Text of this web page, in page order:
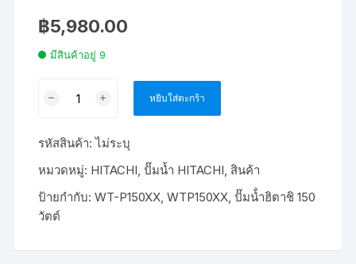
฿5,980.00
มีสินค้าอยู่ 9
HITACHI
150
วัตต์
หยิบใส่ตะกร้า
รหัสสินค้า:ไม่ระบุ
หมวดหมู่: HITACHI,ปั๊มน้ำ HITACHI, สินค้า
ป้ายกำกับ:WT-P150XX,WTP150XX,ปั๊มน้ํำฮิตาชิ 150
วัตต์